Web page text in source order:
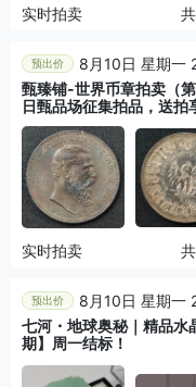
实时拍卖
预出价
8月10日 星期一
甄臻铺-世界币章拍卖（
日甄品场征集拍品，送拍
辅助AI大模型内测资格发
实时拍卖
预出价
8月10日 星期一
七河・地球奥秘｜精品水
期】周一结标！